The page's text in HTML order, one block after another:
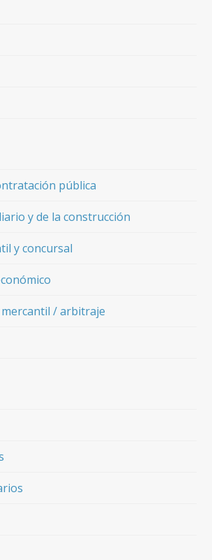
pública
y de la construcción
y concursal
/ arbitraje